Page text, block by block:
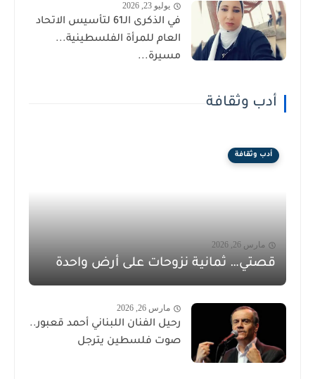
يوليو 23, 2026
في الذكرى الـ61 لتأسيس الاتحاد
العام للمرأة الفلسطينية...
مسيرة...
أدب وثقافة
أدب وثقافة
مارس 26, 2026
قصتي… ثمانية نزوحات على أرض واحدة
مارس 26, 2026
رحيل الفنان اللبناني أحمد قعبور..
صوت فلسطين يترجل